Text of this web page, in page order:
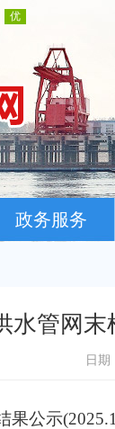
政务服务
管网末
日期
果公示